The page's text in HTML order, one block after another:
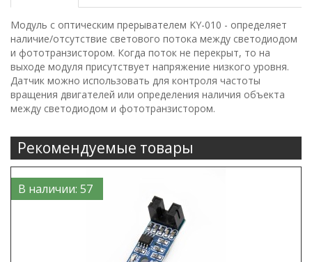
Модуль с оптическим прерывателем KY-010 - определяет
наличие/отсутствие светового потока между светодиодом
и фототранзистором. Когда поток не перекрыт, то на
выходе модуля присутствует напряжение низкого уровня.
Датчик можно использовать для контроля частоты
вращения двигателей или определения наличия объекта
между светодиодом и фототранзистором.
Рекомендуемые товары
В наличии: 57